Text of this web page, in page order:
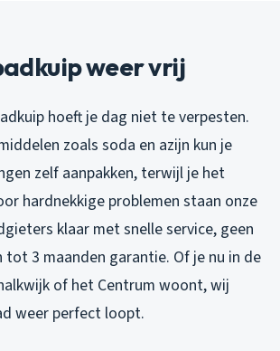
weer vrij
hoeft je dag niet te verpesten.
zoals soda en azijn kun je
zelf aanpakken, terwijl je het
hardnekkige problemen staan onze
klaar met snelle service, geen
3 maanden garantie. Of je nu in de
of het Centrum woont, wij
weer perfect loopt.